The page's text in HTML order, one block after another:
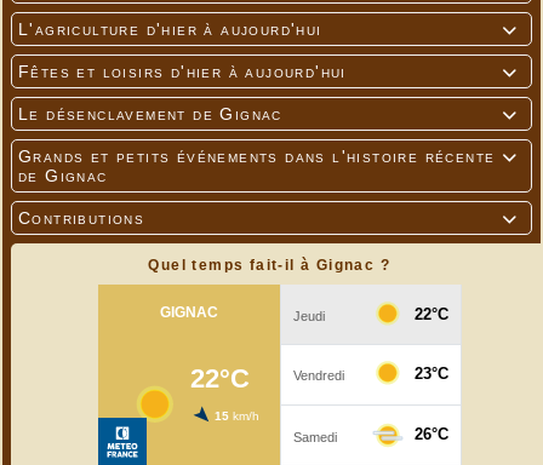

L'agriculture d'hier à aujourd'hui

Fêtes et loisirs d'hier à aujourd'hui

Le désenclavement de Gignac

Grands et petits événements dans l'histoire récente
de Gignac

Contributions
Quel temps fait-il à Gignac ?